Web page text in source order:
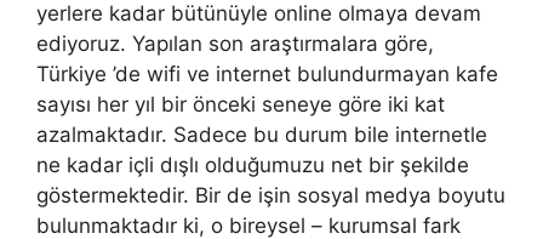
yerlere kadar bütünüyle online olmaya devam
ediyoruz. Yapılan son araştırmalara göre,
Türkiye ’de wifi ve internet bulundurmayan kafe
sayısı her yıl bir önceki seneye göre iki kat
azalmaktadır. Sadece bu durum bile internetle
ne kadar içli dışlı olduğumuzu net bir şekilde
göstermektedir. Bir de işin sosyal medya boyutu
bulunmaktadır ki, o bireysel – kurumsal fark